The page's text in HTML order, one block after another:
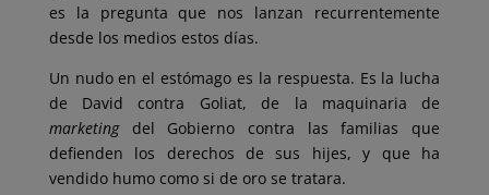
es la pregunta que nos lanzan recurrentemente
desde los medios estos días.
Un nudo en el estómago es la respuesta. Es la lucha
de David contra Goliat, de la maquinaria de
marketingdel Gobierno contra las familias que
defienden los derechos de sus hijes, y que ha
vendido humo como si de oro se tratara.